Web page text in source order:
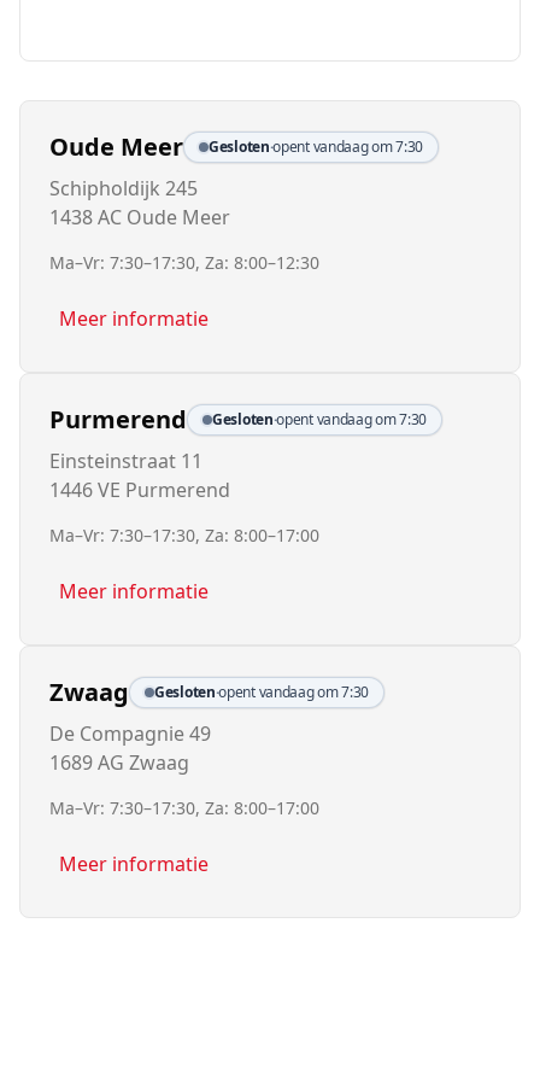
Oude Meer Gesloten·opent vandaag om 7:30
Schipholdijk 245
1438 AC Oude Meer
Ma–Vr: 7:30–17:30, Za: 8:00–12:30
Meer informatie
Purmerend Gesloten·opent vandaag om 7:30
Einsteinstraat 11
1446 VE Purmerend
Ma–Vr: 7:30–17:30, Za: 8:00–17:00
Meer informatie
Zwaag Gesloten·opent vandaag om 7:30
De Compagnie 49
1689 AG Zwaag
Ma–Vr: 7:30–17:30, Za: 8:00–17:00
Meer informatie